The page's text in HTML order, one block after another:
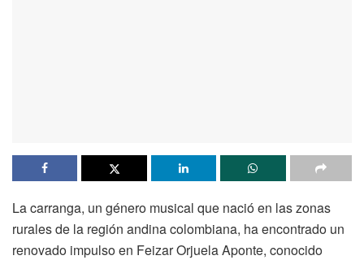
La carranga, un género musical que nació en las zonas
rurales de la región andina colombiana, ha encontrado un
renovado impulso en Feizar Orjuela Aponte, conocido